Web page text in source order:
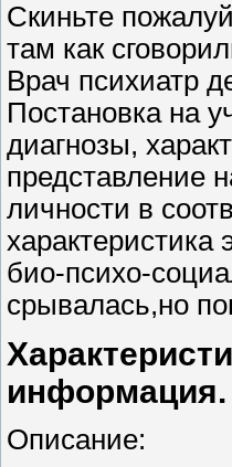
Скиньте
там как
Врач психиатр
Постановка на
диагнозы,
представление
личности в
био-психо-
срывалась,но
информация.
Описание: